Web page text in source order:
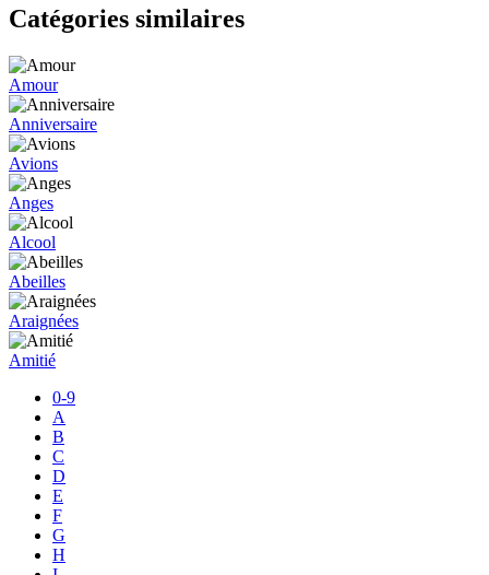
Catégories similaires
Amour
Anniversaire
Avions
Anges
Alcool
Abeilles
Araignées
Amitié
0-9
A
B
C
D
E
F
G
H